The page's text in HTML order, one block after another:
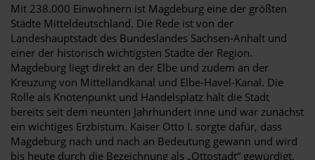
Mit 238.000 Einwohnern ist Magdeburg eine der größten
Städte Mitteldeutschland. Die Rede ist von der
Landeshauptstadt des Bundeslandes Sachsen-Anhalt und
einer der historisch wichtigsten Städte der Region.
Magdeburg liegt direkt an der Elbe und zudem an der
Kreuzung von Mittellandkanal und Elbe-Havel-Kanal. Die
Rolle als Knotenpunkt und Handelsplatz hält die Stadt
bereits seit dem neunten Jahrhundert inne und war zunächst
ein wichtiges Erzbistum. Kaiser Otto I. sorgte dafür, dass
Magdeburg nach und nach an Bedeutung gewann und wird
bis heute durch die Bezeichnung als „Ottostadt“ gewürdigt.